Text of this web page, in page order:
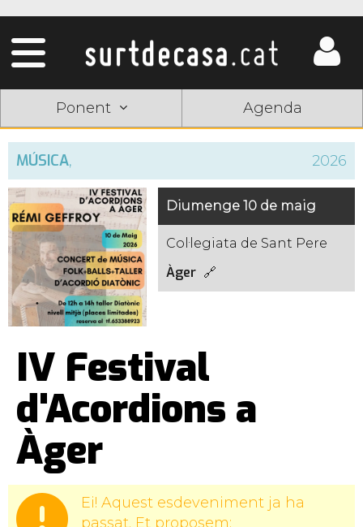
Ponent Agenda
MÚSICA, 2026
Diumenge 10 de maig
Col·legiata de Sant Pere
Àger
IV Festival
d'Acordions a
Àger
Ei! Aquest esdeveniment ja ha
passat. Et proposem: